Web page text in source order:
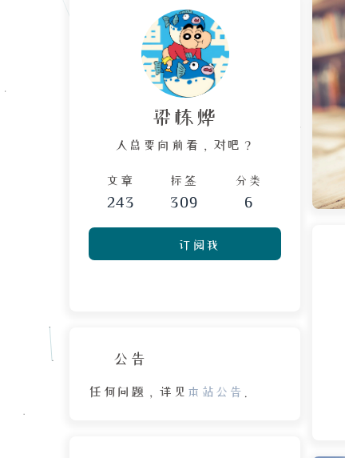
梁栋烨
人总要向前看，对吧？
文章
243
标签
309
分类
6
订阅我
公告
任何问题，详见 本站公告